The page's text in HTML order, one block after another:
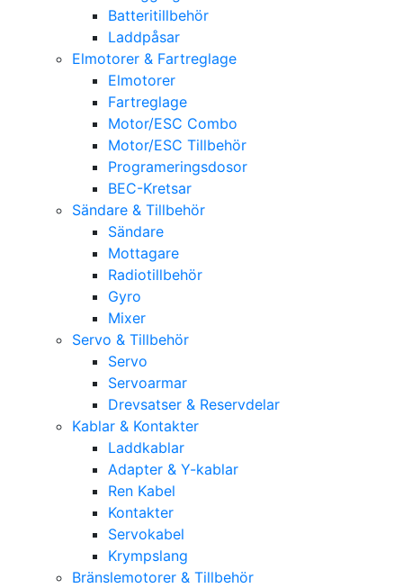
Batteritillbehör
Laddpåsar
Elmotorer & Fartreglage
Elmotorer
Fartreglage
Motor/ESC Combo
Motor/ESC Tillbehör
Programeringsdosor
BEC-Kretsar
Sändare & Tillbehör
Sändare
Mottagare
Radiotillbehör
Gyro
Mixer
Servo & Tillbehör
Servo
Servoarmar
Drevsatser & Reservdelar
Kablar & Kontakter
Laddkablar
Adapter & Y-kablar
Ren Kabel
Kontakter
Servokabel
Krympslang
Bränslemotorer & Tillbehör